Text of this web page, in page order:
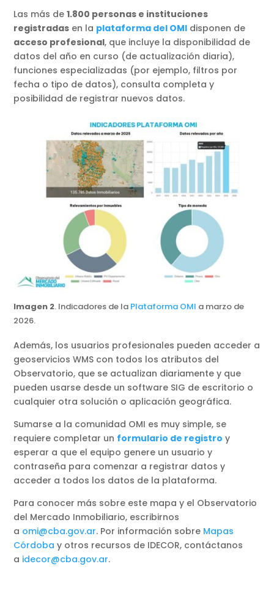
Las más de1.800 personas e instituciones
registradas en la plataforma del OMI disponen de
acceso profesional, que incluye la disponibilidad de
datos del año en curso (de actualización diaria),
funciones especializadas (por ejemplo, filtros por
fecha o tipo de datos), consulta completa y
posibilidad de registrar nuevos datos.
Imagen 2. Indicadores de la Plataforma OMI a marzo de
2026.
Además, los usuarios profesionales pueden acceder a
geoservicios WMS con todos los atributos del
Observatorio, que se actualizan diariamente y que
pueden usarse desde un software SIG de escritorio o
cualquier otra solución o aplicación geográfica.
Sumarse a la comunidad OMI es muy simple, se
requiere completar un formulario de registro y
esperar a que el equipo genere un usuario y
contraseña para comenzar a registrar datos y
acceder a todos los datos de la plataforma.
Para conocer más sobre este mapa y el Observatorio
del Mercado Inmobiliario, escribirnos
a omi@cba.gov.ar. Por información sobre Mapas
Córdoba y otros recursos de IDECOR, contáctanos
a idecor@cba.gov.ar.